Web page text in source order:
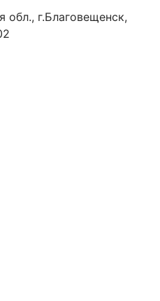
обл., г.Благовещенск,